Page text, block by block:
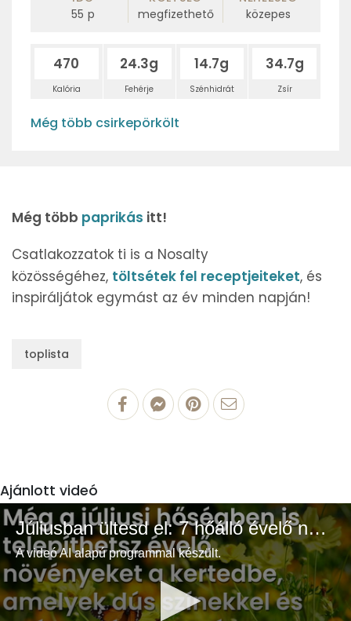
55 p
megfizethető
közepes
470
Kalória
24.3g
Fehérje
14.7g
Szénhidrát
34.7g
Zsír
Még több csirkepörkölt
Még több paprikás itt!
Csatlakozzatok ti is a Nosalty
közösségéhez, töltsétek fel receptjeiteket, és
inspiráljátok egymást az év minden napján!
toplista
Ajánlott videó
Júliusban ültesd el: 7 hőálló évelő növény a színes és buja kertért
A videó AI alapú programmal készült.